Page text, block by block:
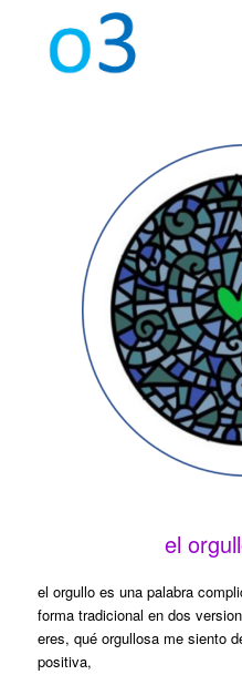
el
el orgullo es una palabra
forma tradicional en dos
eres, qué orgullosa me siento
positiva,